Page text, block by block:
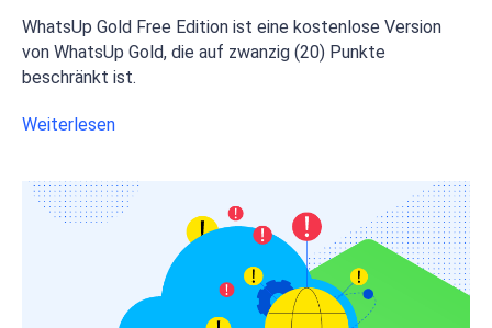
WhatsUp Gold Free Edition ist eine kostenlose Version
von WhatsUp Gold, die auf zwanzig (20) Punkte
beschränkt ist.
Weiterlesen